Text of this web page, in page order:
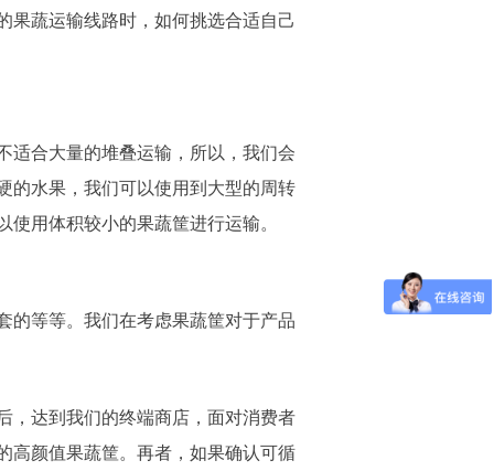
果蔬运输线路时，如何挑选合适自己
适合大量的堆叠运输，所以，我们会
的水果，我们可以使用到大型的周转
用体积较小的果蔬筐进行运输。
的等等。我们在考虑果蔬筐对于产品
，达到我们的终端商店，面对消费者
高颜值果蔬筐。再者，如果确认可循